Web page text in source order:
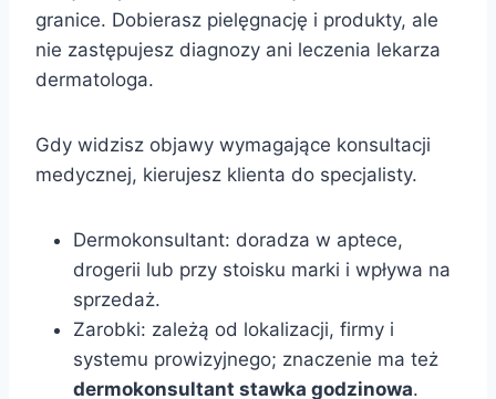
granice. Dobierasz pielęgnację i produkty, ale
nie zastępujesz diagnozy ani leczenia lekarza
dermatologa.
Gdy widzisz objawy wymagające konsultacji
medycznej, kierujesz klienta do specjalisty.
Dermokonsultant: doradza w aptece,
drogerii lub przy stoisku marki i wpływa na
sprzedaż.
Zarobki: zależą od lokalizacji, firmy i
systemu prowizyjnego; znaczenie ma też
dermokonsultant stawka godzinowa.